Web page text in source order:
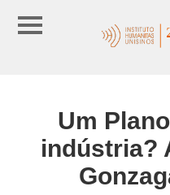
Um
indústria?